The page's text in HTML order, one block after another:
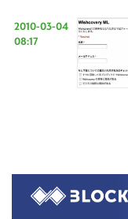
2010-03-04
08:17